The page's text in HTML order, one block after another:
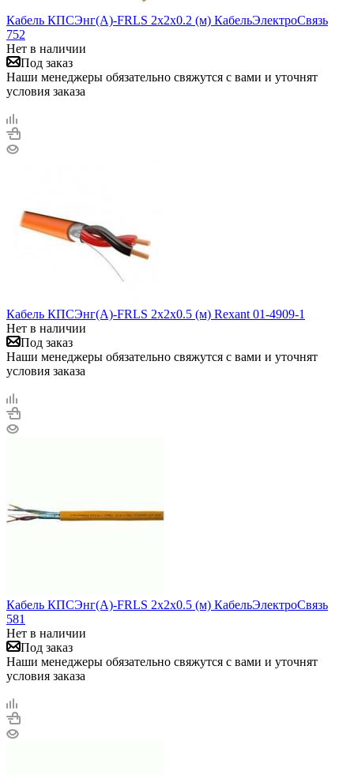
Кабель КПСЭнг(А)-FRLS 2х2х0.2 (м) КабельЭлектроСвязь
752
Нет в наличии
Под заказ
Наши менеджеры обязательно свяжутся с вами и уточнят
условия заказа
Кабель КПСЭнг(А)-FRLS 2х2х0.5 (м) Rexant 01-4909-1
Нет в наличии
Под заказ
Наши менеджеры обязательно свяжутся с вами и уточнят
условия заказа
Кабель КПСЭнг(А)-FRLS 2х2х0.5 (м) КабельЭлектроСвязь
581
Нет в наличии
Под заказ
Наши менеджеры обязательно свяжутся с вами и уточнят
условия заказа